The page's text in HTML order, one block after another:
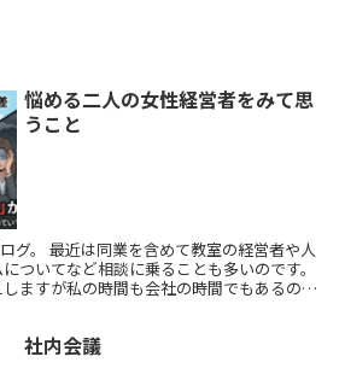
悩める二人の女性経営者をみて思
うこと
グ。 最近は同業を含めて教室の経営者や人
ついてなど相談に乗ることも多いのです。
ますが私の時間も会社の時間でもあるので
社内会議